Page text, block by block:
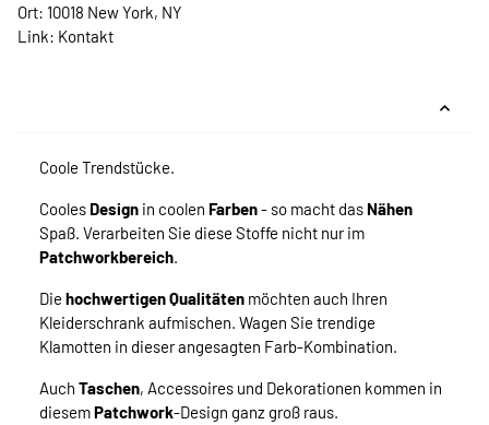
Ort: 10018 New York, NY
Link: Kontakt
Coole Trendstücke.
Cooles Design in coolen Farben- so macht das Nähen
Spaß. Verarbeiten Sie diese Stoffe nicht nur im
Patchworkbereich.
Die hochwertigen Qualitäten möchten auch Ihren
Kleiderschrank aufmischen. Wagen Sie trendige
Klamotten in dieser angesagten Farb-Kombination.
Auch Taschen, Accessoires und Dekorationen kommen in
diesemPatchwork-Design ganz groß raus.